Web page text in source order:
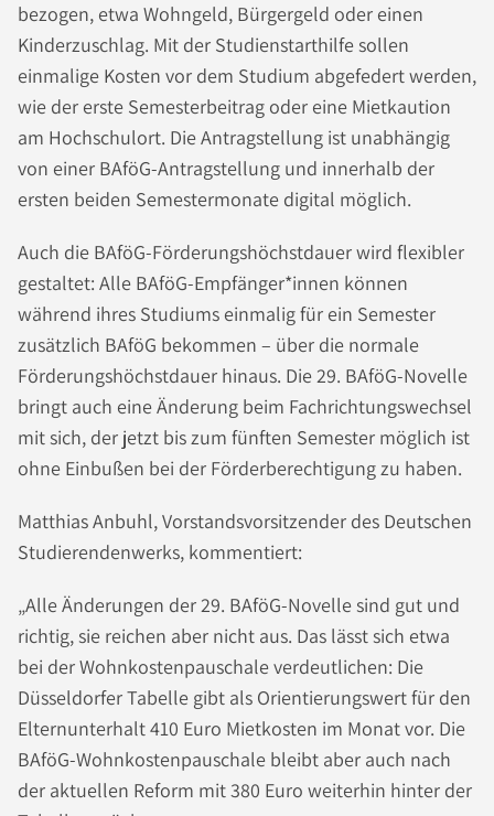
bezogen, etwa Wohngeld, Bürgergeld oder einen
Kinderzuschlag. Mit der Studienstarthilfe sollen
einmalige Kosten vor dem Studium abgefedert werden,
wie der erste Semesterbeitrag oder eine Mietkaution
am Hochschulort. Die Antragstellung ist unabhängig
von einer BAföG-Antragstellung und innerhalb der
ersten beiden Semestermonate digital möglich.
Auch die BAföG-Förderungshöchstdauer wird flexibler
gestaltet: Alle BAföG-Empfänger*innen können
während ihres Studiums einmalig für ein Semester
zusätzlich BAföG bekommen – über die normale
Förderungshöchstdauer hinaus. Die 29. BAföG-Novelle
bringt auch eine Änderung beim Fachrichtungswechsel
mit sich, der jetzt bis zum fünften Semester möglich ist
ohne Einbußen bei der Förderberechtigung zu haben.
Matthias Anbuhl, Vorstandsvorsitzender des Deutschen
Studierendenwerks, kommentiert:
„Alle Änderungen der 29. BAföG-Novelle sind gut und
richtig, sie reichen aber nicht aus. Das lässt sich etwa
bei der Wohnkostenpauschale verdeutlichen: Die
Düsseldorfer Tabelle gibt als Orientierungswert für den
Elternunterhalt 410 Euro Mietkosten im Monat vor. Die
BAföG-Wohnkostenpauschale bleibt aber auch nach
der aktuellen Reform mit 380 Euro weiterhin hinter der